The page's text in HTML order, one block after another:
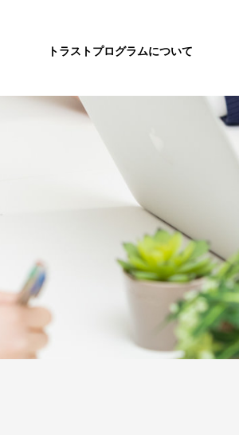
トラストプログラムについて